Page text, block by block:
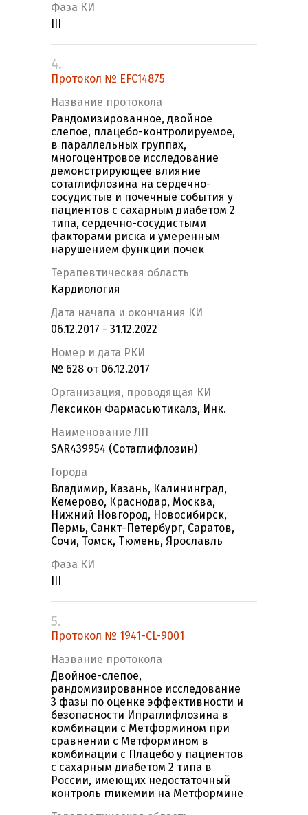
Фаза КИ
4.
Протокол № EFC14875
Название протокола
Рандомизированное, двойное
слепое, плацебо-контролируемое,
в параллельных группах,
многоцентровое исследование
демонстрирующее влияние
сотаглифлозина на сердечно-
сосудистые и почечные события у
пациентов с сахарным диабетом 2
типа, сердечно-сосудистыми
факторами риска и умеренным
нарушением функции почек
Терапевтическая область
Кардиология
Дата начала и окончания КИ
06.12.2017 - 31.12.2022
Номер и дата РКИ
№ 628 от 06.12.2017
Организация, проводящая КИ
Лексикон Фармасьютикалз, Инк.
Наименование ЛП
SAR439954 (Сотаглифлозин)
Города
Владимир, Казань, Калининград,
Кемерово, Краснодар, Москва,
Нижний Новгород, Новосибирск,
Пермь, Санкт-Петербург, Саратов,
Сочи, Томск, Тюмень, Ярославль
Фаза КИ
5.
Протокол № 1941-CL-9001
Название протокола
Двойное-слепое,
рандомизированное исследование
3 фазы по оценке эффективности и
безопасности Ипраглифлозина в
комбинации с Метформином при
сравнении с Метформином в
комбинации с Плацебо у пациентов
с сахарным диабетом 2 типа в
России, имеющих недостаточный
контроль гликемии на Метформине